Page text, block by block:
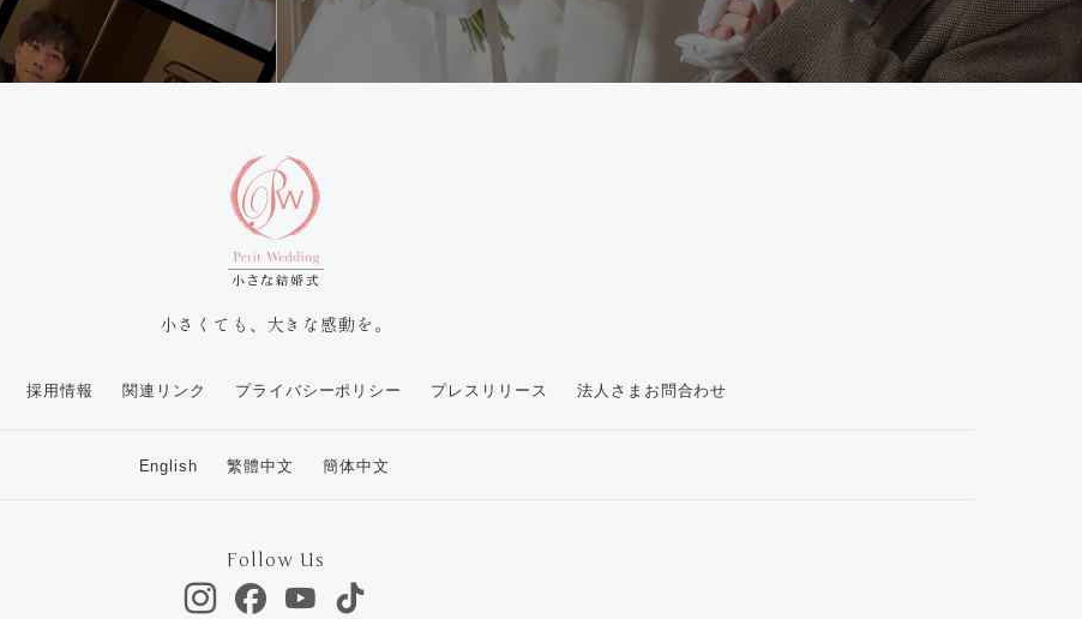
小さくても、大きな感動を。
採用情報 関連リンク プライバシーポリシー プレスリリース 法人さまお問合わせ
English 繁體中文 簡体中文
Follow Us